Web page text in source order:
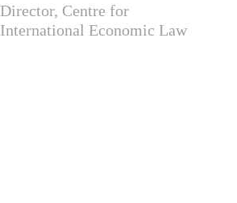
Director, Centre for
International Economic Law